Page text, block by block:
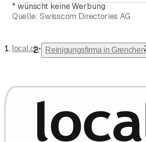
3234 Vinelz
3235 Erlach
3251 Wengi b. Büren
3254 Messen
3255 Rapperswil BE
3256 Dieterswil
3257 Grossaffoltern
3257 Ammerzwil BE
* wünscht keine Werbung
Quelle: Swisscom Directories AG
local.ch• Reinigungsfirma in Grenchen